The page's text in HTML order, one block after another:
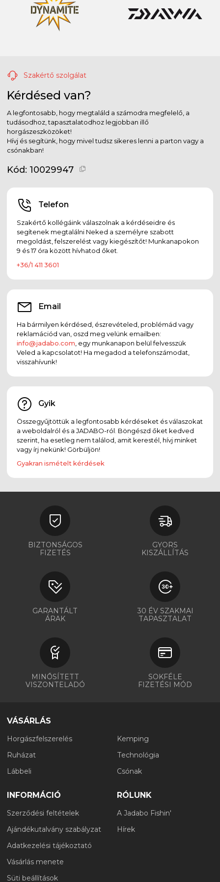
Szakértő szolgálat
Kérdésed van?
A legfontosabb, hogy megtaláld a számodra megfelelő, a
tudásodhoz, tapasztalatodhoz legjobban illő
horgászeszközöket!
Hívj és segítünk, hogy mivel tudsz sikeres lenni a parton vagy a
csónakban!
Kód: 10029947
Telefon
Szakértő kollégáink válaszolnak a kérdéseidre és
segítenek megtalálni Neked a személyre szabott
megoldást, felszerelést vagy kiegészítőt! Munkanapokon
9 és 17 óra között hívhatod őket.
+36/1 411 3601
Email
Ha bármilyen kérdésed, észrevételed, problémád vagy
reklamációd van, oszd meg velünk emailben:
info@jadabo.com , egy munkanapon belül felvesszük
Veled a kapcsolatot! Ha megadod a telefonszámodat,
visszahívunk!
Gyik
Összegyűjtöttük a legfontosabb kérdéseket és válaszokat
a weboldalról és a JADABO-ról. Böngészd őket kedved
szerint, ha esetleg nem találod, amit kerestél, hívj minket
vagy írj nekünk! Görbüljön!
Gyakran ismételt kérdések
BIZTONSÁGOS
FIZETÉS
GYORS
KISZÁLLÍTÁS
GARANTÁLT
ÁRAK
30 ÉV SZAKMAI
TAPASZTALAT
MINŐSÍTETT
VISZONTELADÓ
SOKFÉLE
FIZETÉSI MÓD
VÁSÁRLÁS
Horgászfelszerelés
Ruházat
Lábbeli
Kemping
Technológia
Csónak
INFORMÁCIÓ
Szerződési feltételek
Ajándékutalvány szabályzat
Adatkezelési tájékoztató
Vásárlás menete
Süti beállítások
RÓLUNK
A Jadabo Fishin'
Hírek